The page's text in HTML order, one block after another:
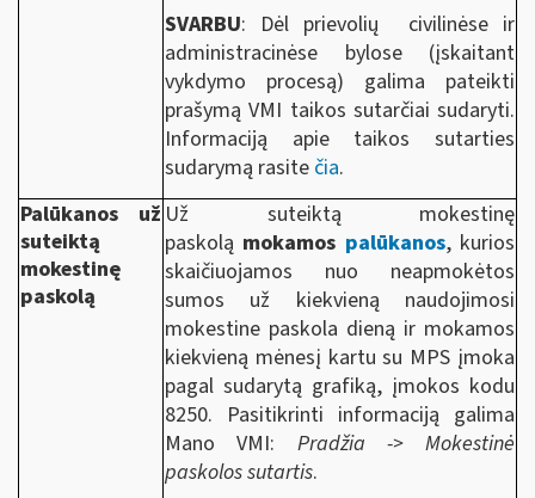
SVARBU: Dėl prievolių civilinėse ir
administracinėse bylose (įskaitant
vykdymo procesą) galima pateikti
prašymą VMI taikos sutarčiai sudaryti.
Informaciją apie taikos sutarties
sudarymą rasite čia.
Palūkanos už
suteiktą
mokestinę
paskolą
Už suteiktą mokestinę
paskolą mokamos palūkanos, kurios
skaičiuojamos nuo neapmokėtos
sumos už kiekvieną naudojimosi
mokestine paskola dieną ir mokamos
kiekvieną mėnesį kartu su MPS įmoka
pagal sudarytą grafiką, įmokos kodu
8250. Pasitikrinti informaciją galima
Mano VMI: Pradžia -> Mokestinė
paskolos sutartis.